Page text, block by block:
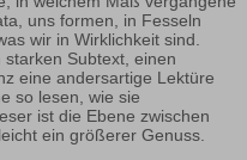
uns formen, in Fesseln
wir in Wirklichkeit sind.
Subtext, einen
eine andersartige Lektüre
so lesen, wie sie
ist die Ebene zwischen
ein größerer Genuss.